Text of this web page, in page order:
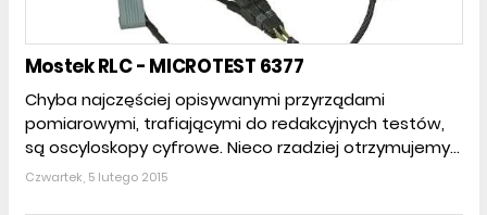
Mostek RLC - MICROTEST 6377
Chyba najczęściej opisywanymi przyrządami
pomiarowymi, trafiającymi do redakcyjnych testów,
są oscyloskopy cyfrowe. Nieco rzadziej otrzymujemy...
Czwartek, 5 lutego 2015